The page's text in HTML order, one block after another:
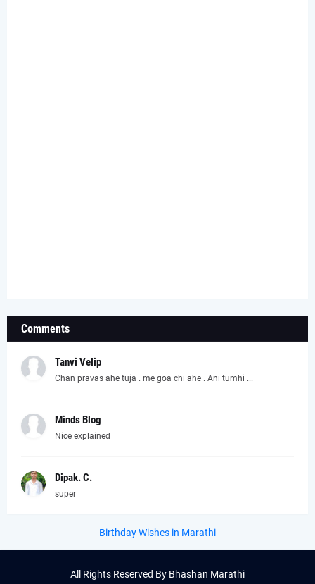
Comments
Tanvi Velip
Chan pravas ahe tuja . me goa chi ahe . Ani tumhi ...
Minds Blog
Nice explained
Dipak. C.
super
Birthday Wishes in Marathi
All Rights Reserved By Bhashan Marathi